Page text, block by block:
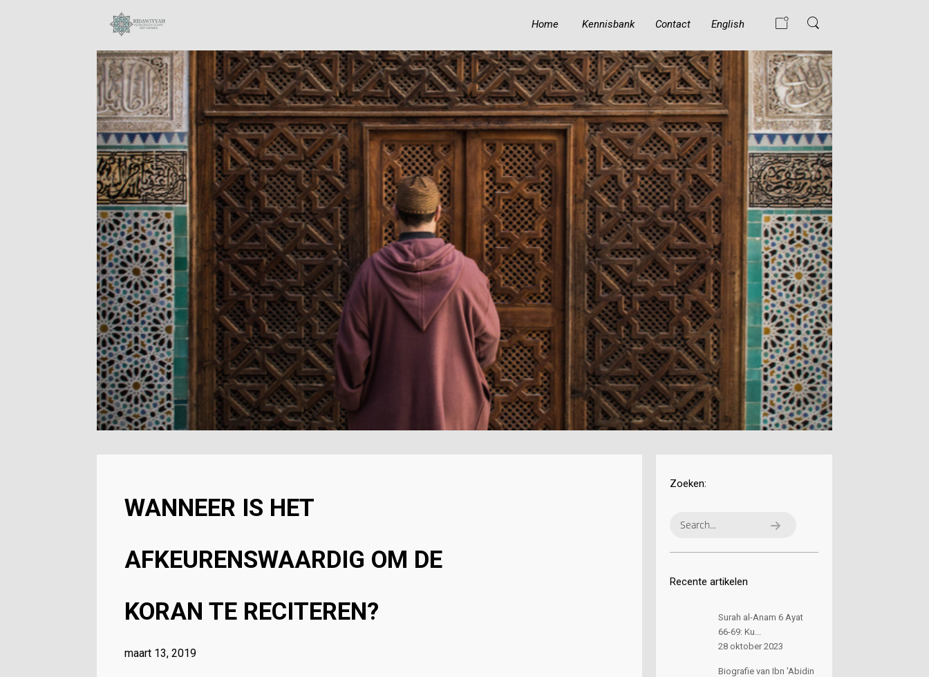
28
OKTOBER
2023
SURAH AL-ANAM 6
AYAT 66-69:
KUNNEN MOSLIMS
DE
BIJEENKOMSTEN
VAN ONGELOVIGEN
BIJWONEN?
19
OKTOBER
2023
BIOGRAFIE VAN IBN
‘ABIDIN
19
OKTOBER
2023
WAT GEBEURT ER
ALS EEN MOSLIM
DE ISLAM
BELEDIGT?
18
OKTOBER
2023
BIOGRAFIE VAN
MUHAMMAD
AURANGZEB
ALAMGIR
18
OKTOBER
2023
KUNNEN MOSLIMS
HINDOE-GODEN
GELIJKSCHAKELEN
MET PROFETEN EN
RUIMTE
TOEKENNEN AAN
ALLAH?
Home Kennisbank Contact English
WANNEER IS HET
AFKEURENSWAARDIG OM DE
KORAN TE RECITEREN?
maart 13, 2019
Zoeken:
Recente artikelen
Surah al-Anam 6 Ayat
66-69: Ku...
28 oktober 2023
Biografie van Ibn 'Abidin